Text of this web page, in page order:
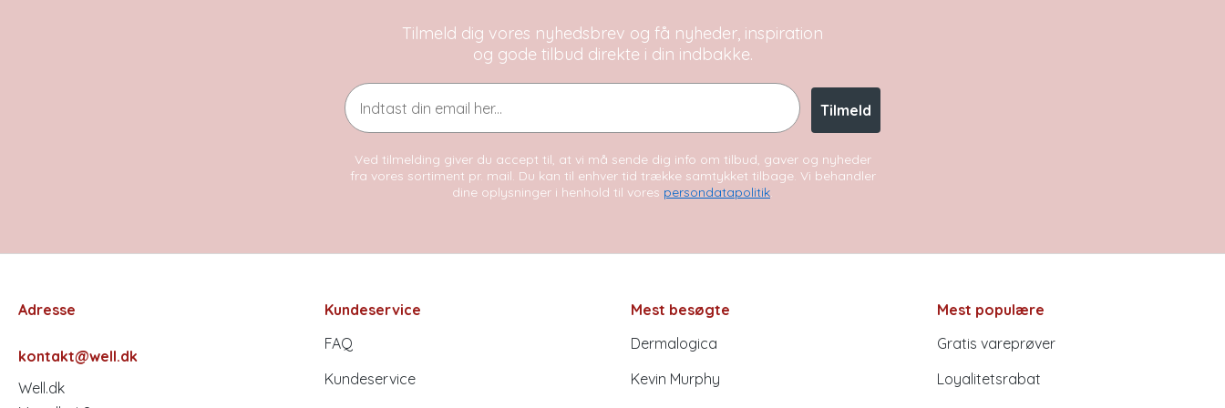
Tilmeld dig vores nyhedsbrev og få nyheder, inspiration
og gode tilbud direkte i din indbakke.
Email
Tilmeld
Ved tilmelding giver du accept til, at vi må sende dig info om tilbud, gaver og nyheder
fra vores sortiment pr. mail. Du kan til enhver tid trække samtykket tilbage. Vi behandler
dine oplysninger i henhold til vores persondatapolitik.
Adresse
kontakt@well.dk
Well.dk
Kundeservice
FAQ
Kundeservice
Mest besøgte
Dermalogica
Kevin Murphy
Mest populære
Gratis vareprøver
Loyalitetsrabat